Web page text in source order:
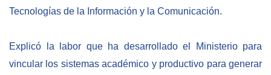
Tecnologías de la Información y la Comunicación.
Explicó la labor que ha desarrollado el Ministerio para
vincular los sistemas académico y productivo para generar